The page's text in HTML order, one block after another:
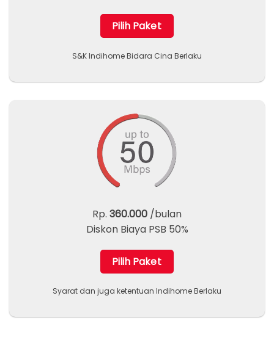
Pilih Paket
S&K Indihome Bidara Cina Berlaku
Rp. 360.000 /bulan
Diskon Biaya PSB 50%
Pilih Paket
Syarat dan juga ketentuan Indihome Berlaku